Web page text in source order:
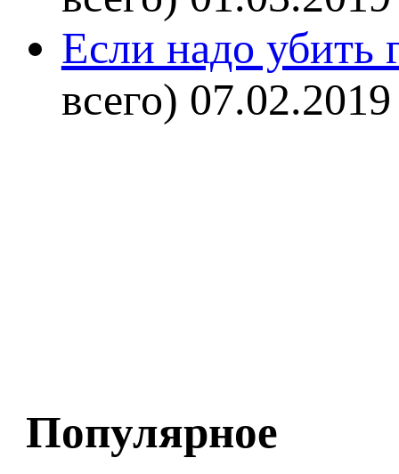
Если надо убить
всего) 07.02.2019
Популярное